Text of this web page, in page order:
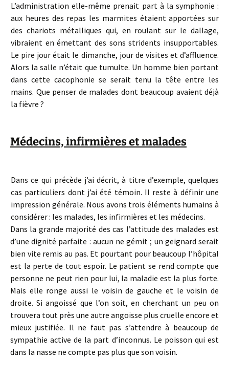
L’administration elle-même prenait part à la symphonie :
aux heures des repas les marmites étaient apportées sur
des chariots métalliques qui, en roulant sur le dallage,
vibraient en émettant des sons stridents insupportables.
Le pire jour était le dimanche, jour de visites et d’affluence.
Alors la salle n’était que tumulte. Un homme bien portant
dans cette cacophonie se serait tenu la tête entre les
mains. Que penser de malades dont beaucoup avaient déjà
la fièvre ?
Médecins, infirmières et malades
Dans ce qui précède j’ai décrit, à titre d’exemple, quelques
cas particuliers dont j’ai été témoin. Il reste à définir une
impression générale. Nous avons trois éléments humains à
considérer : les malades, les infirmières et les médecins.
Dans la grande majorité des cas l’attitude des malades est
d’une dignité parfaite : aucun ne gémit ; un geignard serait
bien vite remis au pas. Et pourtant pour beaucoup l’hôpital
est la perte de tout espoir. Le patient se rend compte que
personne ne peut rien pour lui, la maladie est la plus forte.
Mais elle ronge aussi le voisin de gauche et le voisin de
droite. Si angoissé que l’on soit, en cherchant un peu on
trouvera tout près une autre angoisse plus cruelle encore et
mieux justifiée. Il ne faut pas s’attendre à beaucoup de
sympathie active de la part d’inconnus. Le poisson qui est
dans la nasse ne compte pas plus que son voisin.